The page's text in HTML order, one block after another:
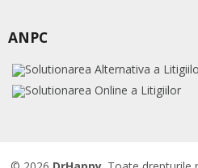
ANPC